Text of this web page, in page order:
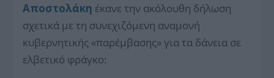
Αποστολάκη έκανε την ακόλουθη δήλωση
σχετικά με τη συνεχιζόμενη αναμονή
κυβερνητικής «παρέμβασης» για τα δάνεια σε
ελβετικό φράγκο: